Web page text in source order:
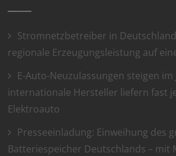
Stromnetzbetreiber in
regionale Erzeugungsleistung auf
E-Auto-Neuzulassungen steigen im
internationale Hersteller liefern fast
Elektroauto
Presseeinladung: Einweihung des
Batteriespeicher Deutschlands – mit